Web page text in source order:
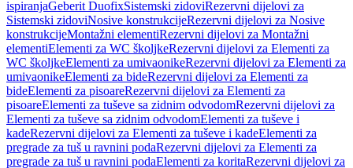
ispiranjaGeberit DuofixSistemski zidoviRezervni dijelovi za
Sistemski zidoviNosive konstrukcijeRezervni dijelovi za Nosive
konstrukcijeMontažni elementiRezervni dijelovi za Montažni
elementiElementi za WC školjkeRezervni dijelovi za Elementi za
WC školjkeElementi za umivaonikeRezervni dijelovi za Elementi za
umivaonikeElementi za bideRezervni dijelovi za Elementi za
bideElementi za pisoareRezervni dijelovi za Elementi za
pisoareElementi za tuševe sa zidnim odvodomRezervni dijelovi za
Elementi za tuševe sa zidnim odvodomElementi za tuševe i
kadeRezervni dijelovi za Elementi za tuševe i kadeElementi za
pregrade za tuš u ravnini podaRezervni dijelovi za Elementi za
pregrade za tuš u ravnini podaElementi za koritaRezervni dijelovi za